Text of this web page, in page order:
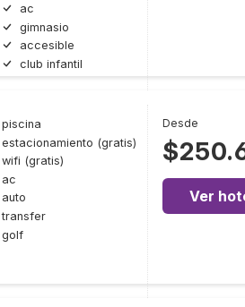
ac
gimnasio
accesible
club infantil
piscina
estacionamiento (gratis)
wifi (gratis)
ac
auto
transfer
golf
Desde
Ver